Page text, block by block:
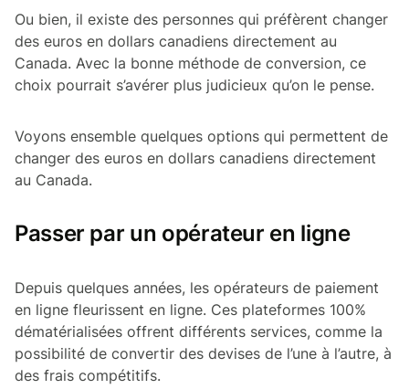
Ou bien, il existe des personnes qui préfèrent changer
des euros en dollars canadiens directement au
Canada. Avec la bonne méthode de conversion, ce
choix pourrait s’avérer plus judicieux qu’on le pense.
Voyons ensemble quelques options qui permettent de
changer des euros en dollars canadiens directement
au Canada.
Passer par un opérateur en ligne
Depuis quelques années, les opérateurs de paiement
en ligne fleurissent en ligne. Ces plateformes 100%
dématérialisées offrent différents services, comme la
possibilité de convertir des devises de l’une à l’autre, à
des frais compétitifs.